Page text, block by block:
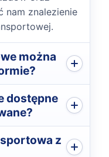
nam znalezienie
można
dostępne
z